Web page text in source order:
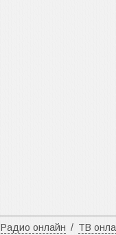
Радио онлайн / ТВ